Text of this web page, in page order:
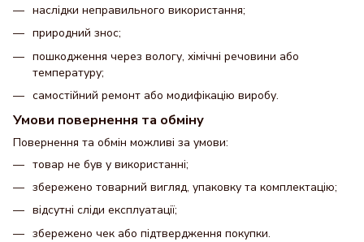
наслідки неправильного використання;
природний знос;
пошкодження через вологу, хімічні речовини або
температуру;
самостійний ремонт або модифікацію виробу.
Умови повернення та обміну
Повернення та обмін можливі за умови:
товар не був у використанні;
збережено товарний вигляд, упаковку та комплектацію;
відсутні сліди експлуатації;
збережено чек або підтвердження покупки.